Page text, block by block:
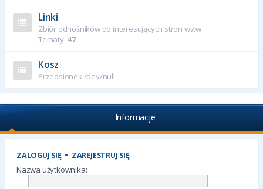
Linki
Zbiór odnośników do interesujących stron www
Tematy: 47
Kosz
Przedsionek /dev/null
Informacje
ZALOGUJ SIĘ• ZAREJESTRUJ SIĘ
Nazwa użytkownika: